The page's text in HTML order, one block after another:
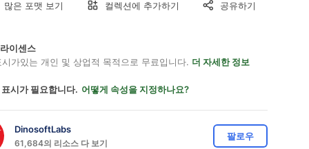
많은 포맷 보기 컬렉션에 추가하기 공유하기
이센스
가있는 개인 및 상업적 목적으로 무료입니다. 더 자세한 정보
시가 필요합니다. 어떻게 속성을 지정하나요?
DinosoftLabs
61,684의 리소스 다 보기
팔로우